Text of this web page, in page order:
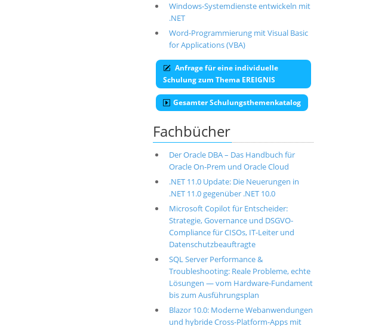
Windows-Systemdienste entwickeln mit
.NET
Word-Programmierung mit Visual Basic
for Applications (VBA)
Anfrage für eine individuelle
Schulung zum Thema EREIGNIS
Gesamter Schulungsthemenkatalog
Fachbücher
Der Oracle DBA – Das Handbuch für
Oracle On-Prem und Oracle Cloud
.NET 11.0 Update: Die Neuerungen in
.NET 11.0 gegenüber .NET 10.0
Microsoft Copilot für Entscheider:
Strategie, Governance und DSGVO-
Compliance für CISOs, IT-Leiter und
Datenschutzbeauftragte
SQL Server Performance &
Troubleshooting: Reale Probleme, echte
Lösungen — vom Hardware-Fundament
bis zum Ausführungsplan
Blazor 10.0: Moderne Webanwendungen
und hybride Cross-Platform-Apps mit